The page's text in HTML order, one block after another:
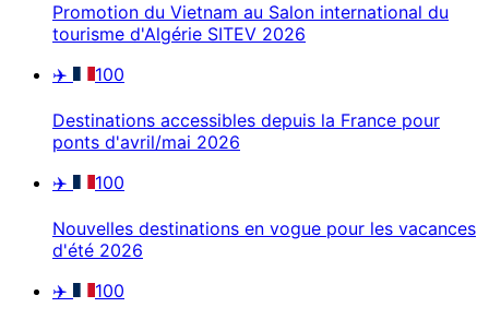
Promotion du Vietnam au Salon international du
tourisme d'Algérie SITEV 2026
✈️
100
Destinations accessibles depuis la France pour
ponts d'avril/mai 2026
✈️
100
Nouvelles destinations en vogue pour les vacances
d'été 2026
✈️
100